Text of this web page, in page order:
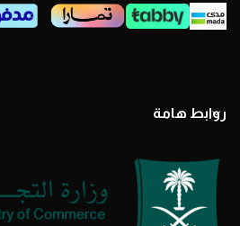
روابط هامة